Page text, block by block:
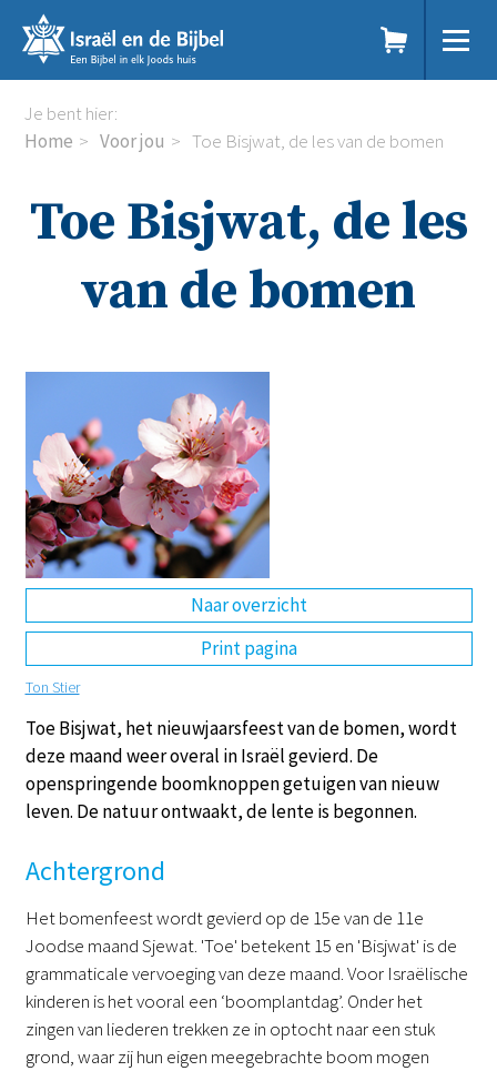
links
naar
de
Spring
naar
navigatie
Je bent hier:
Home
Voor jou Toe Bisjwat, de les van de bomen
Toe Bisjwat, de les
van de bomen
Naar overzicht
Print pagina
Ton Stier
Toe Bisjwat, het nieuwjaarsfeest van de bomen, wordt
deze maand weer overal in Israël gevierd. De
openspringende boomknoppen getuigen van nieuw
leven. De natuur ontwaakt, de lente is begonnen.
Achtergrond
Het bomenfeest wordt gevierd op de 15e van de 11e
Joodse maand Sjewat. 'Toe' betekent 15 en 'Bisjwat' is de
grammaticale vervoeging van deze maand. Voor Israëlische
kinderen is het vooral een ‘boomplantdag’. Onder het
zingen van liederen trekken ze in optocht naar een stuk
grond, waar zij hun eigen meegebrachte boom mogen
Dit doen we
Doe mee
Kennisbank
Podcast
Magazine
Digitale nieuwsbrief
Jongerenwerk
Het Studiehuis (cursus)
Webshop
Over ons
DE